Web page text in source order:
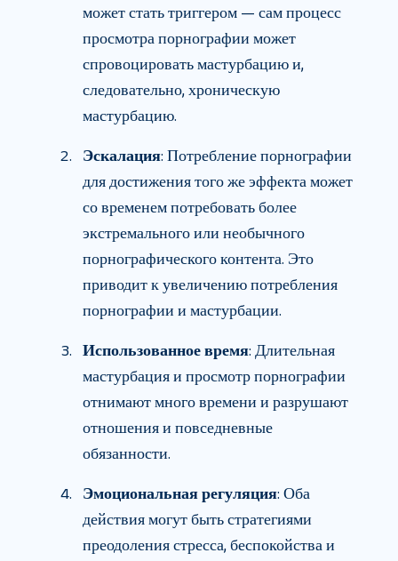
может стать триггером — сам процесс
просмотра порнографии может
спровоцировать мастурбацию и,
следовательно, хроническую
мастурбацию.
Эскалация: Потребление порнографии
для достижения того же эффекта может
со временем потребовать более
экстремального или необычного
порнографического контента. Это
приводит к увеличению потребления
порнографии и мастурбации.
Использованное время: Длительная
мастурбация и просмотр порнографии
отнимают много времени и разрушают
отношения и повседневные
обязанности.
Эмоциональная регуляция: Оба
действия могут быть стратегиями
преодоления стресса, беспокойства и